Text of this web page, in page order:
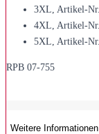
3XL, Artikel-
4XL, Artikel-
5XL, Artikel-
RPB 07-755
Weitere Informationen